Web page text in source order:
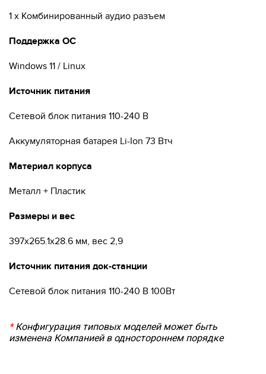
1 x Комбинированный аудио разъем
Поддержка ОС
Windows 11 / Linux
Источник питания
Сетевой блок питания 110-240 В
Аккумуляторная батарея Li-Ion 73 Втч
Материал корпуса
Металл + Пластик
Размеры и вес
397х265.1х28.6 мм, вес 2,9
Источник питания док-станции
Сетевой блок питания 110-240 В 100Вт
*Конфигурация типовых моделей может быть
изменена Компанией в одностороннем порядке